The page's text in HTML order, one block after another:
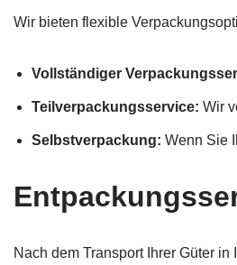
Wir bieten flexible
Vollständiger
Teilverpackungsservice: Wir
Selbstverpackung: Wenn Sie
Nach dem Transport Ihrer Güter